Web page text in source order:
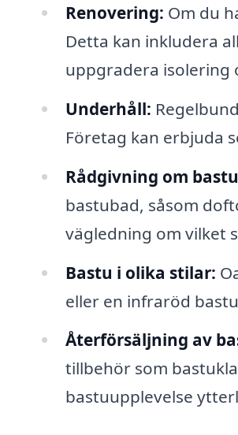
Renovering: Om du
Detta kan inkludera
uppgradera isolering
Underhåll:
Företag kan erbjuda
Rådgivning om
bastubad, såsom
vägledning om vilket
Bastu i olika stilar:
eller en infraröd
Återförsäljning av
tillbehör som
bastuupplevelse